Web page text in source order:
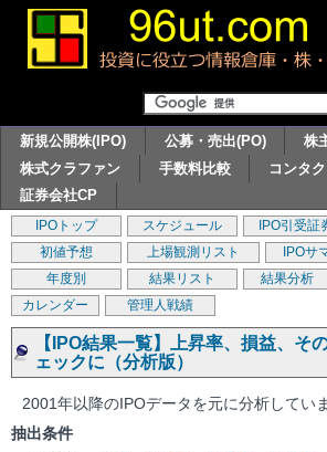
新規公開株(IPO) 公募・売出(PO) 株
株式クラファン
手数料比較 コンタ
証券会社CP
IPOトップ スケジュール
IPO引受証
初値予想
上場観測リスト
IPOサ
年度別
結果リスト 結果分析
カレンダー
管理人戦績
【IPO結果一覧】上昇率、損益、そ
ェックに（分析版）
2001年以降のIPOデータを元に分析していま
抽出条件